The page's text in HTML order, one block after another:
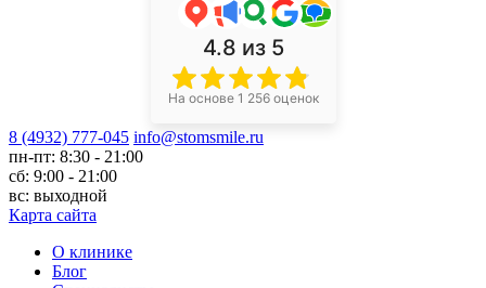
4.8 из 5
На основе 1 256 оценок
8 (4932) 777-045 info@stomsmile.ru
пн-пт: 8:30 - 21:00
сб: 9:00 - 21:00
вс: выходной
Карта сайта
О клинике
Блог